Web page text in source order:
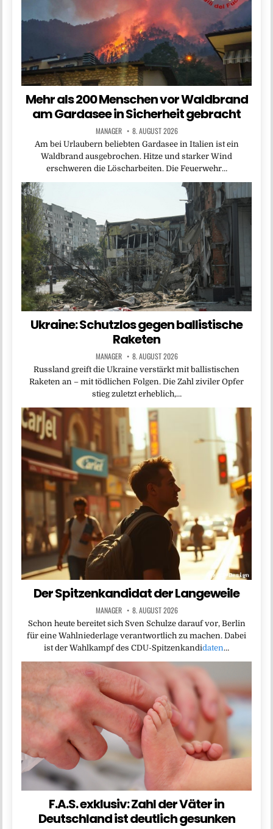
Mehr als 200 Menschen vor Waldbrand
am Gardasee in Sicherheit gebracht
MANAGER 8. AUGUST 2026
Am bei Urlaubern beliebten Gardasee in Italien ist ein
Waldbrand ausgebrochen. Hitze und starker Wind
erschweren die Löscharbeiten. Die Feuerwehr…
Ukraine: Schutzlos gegen ballistische
Raketen
MANAGER 8. AUGUST 2026
Russland greift die Ukraine verstärkt mit ballistischen
Raketen an – mit tödlichen Folgen. Die Zahl ziviler Opfer
stieg zuletzt erheblich,…
Der Spitzenkandidat der Langeweile
MANAGER 8. AUGUST 2026
Schon heute bereitet sich Sven Schulze darauf vor, Berlin
für eine Wahlniederlage verantwortlich zu machen. Dabei
ist der Wahlkampf des CDU-Spitzenkandidaten…
F.A.S. exklusiv: Zahl der Väter in
Deutschland ist deutlich gesunken